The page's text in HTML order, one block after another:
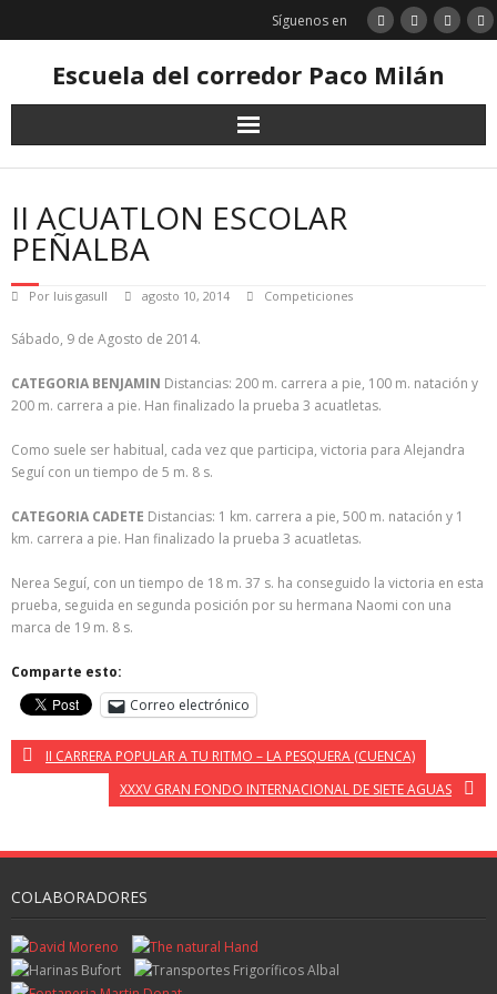
Síguenos en
Escuela del corredor Paco Milán
II ACUATLON ESCOLAR
PEÑALBA
Por luis gasull agosto 10, 2014 Competiciones
Sábado, 9 de Agosto de 2014.
CATEGORIA BENJAMIN Distancias: 200 m. carrera a pie, 100 m. natación y
200 m. carrera a pie. Han finalizado la prueba 3 acuatletas.
Como suele ser habitual, cada vez que participa, victoria para Alejandra
Seguí con un tiempo de 5 m. 8 s.
CATEGORIA CADETE Distancias: 1 km. carrera a pie, 500 m. natación y 1
km. carrera a pie. Han finalizado la prueba 3 acuatletas.
Nerea Seguí, con un tiempo de 18 m. 37 s. ha conseguido la victoria en esta
prueba, seguida en segunda posición por su hermana Naomi con una
marca de 19 m. 8 s.
Comparte esto:
Correo electrónico
II CARRERA POPULAR A TU RITMO – LA PESQUERA (CUENCA)
XXXV GRAN FONDO INTERNACIONAL DE SIETE AGUAS
COLABORADORES